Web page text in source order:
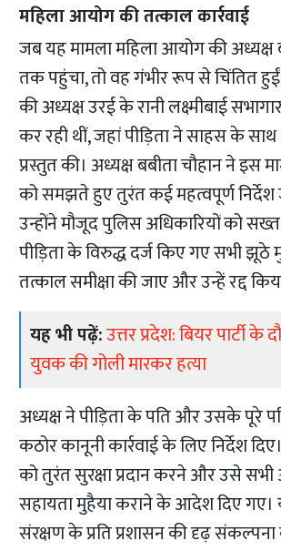
महिला आयोग की तत्काल कार्रवाई
जब यह मामला महिला आयोग की अध्यक्ष
तक पहुंचा, तो वह गंभीर रूप से चिंतित
की अध्यक्ष उरई के रानी लक्ष्मीबाई
कर रही थीं, जहां पीड़िता ने साहस के
प्रस्तुत की। अध्यक्ष बबीता चौहान ने इस
को समझते हुए तुरंत कई महत्वपूर्ण निर्देश
उन्होंने मौजूद पुलिस अधिकारियों को
पीड़िता के विरुद्ध दर्ज किए गए सभी झूठे
तत्काल समीक्षा की जाए और उन्हें रद्द
यह भी पढ़ें:उत्तर प्रदेश: बियर पार्टी के
युवक की गोली मारकर हत्या
अध्यक्ष ने पीड़िता के पति और उसके पूरे
कठोर कानूनी कार्रवाई के लिए निर्देश
को तुरंत सुरक्षा प्रदान करने और उसे
सहायता मुहैया कराने के आदेश दिए गए।
संरक्षण के प्रति प्रशासन की दृढ़ संकल्पना